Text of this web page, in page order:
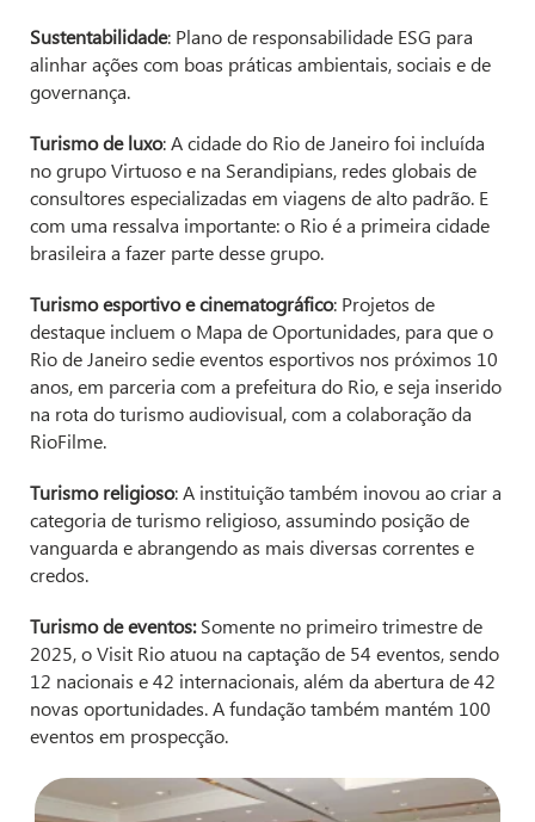
Sustentabilidade: Plano de responsabilidade ESG para
alinhar ações com boas práticas ambientais, sociais e de
governança.
Turismo de luxo: A cidade do Rio de Janeiro foi incluída
no grupo Virtuoso e na Serandipians, redes globais de
consultores especializadas em viagens de alto padrão. E
com uma ressalva importante: o Rio é a primeira cidade
brasileira a fazer parte desse grupo.
Turismo esportivo e cinematográfico: Projetos de
destaque incluem o Mapa de Oportunidades, para que o
Rio de Janeiro sedie eventos esportivos nos próximos 10
anos, em parceria com a prefeitura do Rio, e seja inserido
na rota do turismo audiovisual, com a colaboração da
RioFilme.
Turismo religioso: A instituição também inovou ao criar a
categoria de turismo religioso, assumindo posição de
vanguarda e abrangendo as mais diversas correntes e
credos.
Turismo de eventos:Somente no primeiro trimestre de
2025, o Visit Rio atuou na captação de 54 eventos, sendo
12 nacionais e 42 internacionais, além da abertura de 42
novas oportunidades. A fundação também mantém 100
eventos em prospecção.